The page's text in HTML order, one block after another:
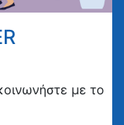
με το